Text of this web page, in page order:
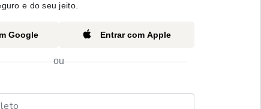
e do seu jeito.
Google Entrar com Apple
ou